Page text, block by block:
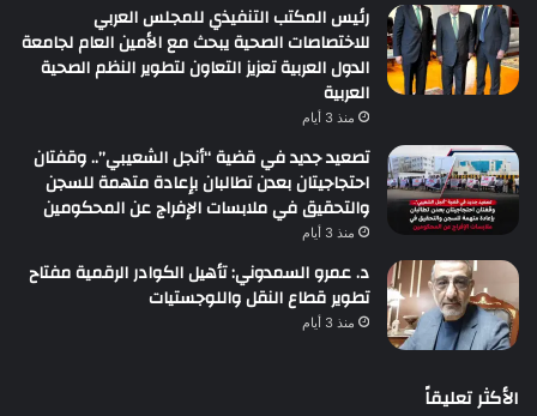
رئيس المكتب التنفيذي للمجلس العربي
للاختصاصات الصحية يبحث مع الأمين العام لجامعة
الدول العربية تعزيز التعاون لتطوير النظم الصحية
العربية
منذ 3 أيام
تصعيد جديد في قضية “أنجل الشعيبي”.. وقفتان
احتجاجيتان بعدن تطالبان بإعادة متهمة للسجن
والتحقيق في ملابسات الإفراج عن المحكومين
منذ 3 أيام
د. عمرو السمدوني: تأهيل الكوادر الرقمية مفتاح
تطوير قطاع النقل واللوجستيات
منذ 3 أيام
الأكثر تعليقاً